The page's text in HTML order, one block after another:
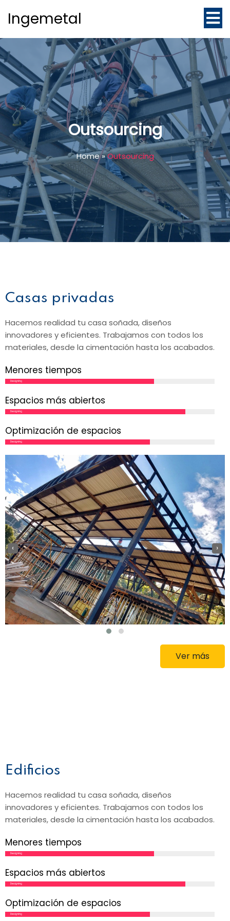
Ingemetal
Outsourcing
Home»Outsourcing
Casas privadas
Hacemos realidad tu casa soñada, diseños
innovadores y eficientes. Trabajamos con todos los
materiales, desde la cimentación hasta los acabados.
Menores tiempos
Designing
Espacios más abiertos
Designing
Optimización de espacios
Designing
‹ ›
Ver más
Edificios
Hacemos realidad tu casa soñada, diseños
innovadores y eficientes. Trabajamos con todos los
materiales, desde la cimentación hasta los acabados.
Menores tiempos
Designing
Espacios más abiertos
Designing
Optimización de espacios
Designing